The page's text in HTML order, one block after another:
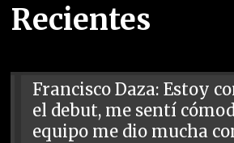
Recientes
Francisco Daza: Estoy
el debut, me sentí
equipo me dio mucha